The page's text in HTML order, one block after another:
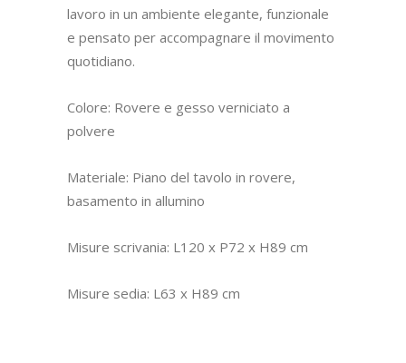
lavoro in un ambiente elegante, funzionale
e pensato per accompagnare il movimento
quotidiano.
Colore: Rovere e gesso verniciato a
polvere
Materiale: Piano del tavolo in rovere,
basamento in allumino
Misure scrivania: L120 x P72 x H89 cm
Misure sedia: L63 x H89 cm